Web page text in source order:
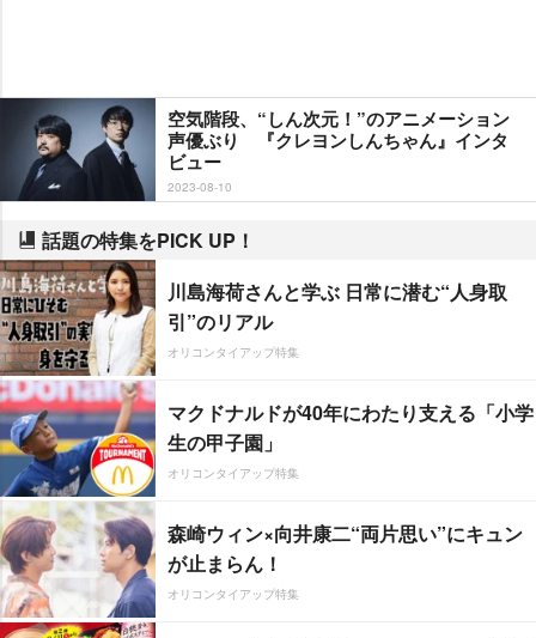
空気階段、“しん次元！”のアニメーション
声優ぶり 『クレヨンしんちゃん』インタ
ビュー
2023-08-10
話題の特集をPICK UP！
川島海荷さんと学ぶ 日常に潜む“人身取
引”のリアル
オリコンタイアップ特集
マクドナルドが40年にわたり支える「小学
生の甲子園」
オリコンタイアップ特集
森崎ウィン×向井康二“両片思い”にキュン
が止まらん！
オリコンタイアップ特集